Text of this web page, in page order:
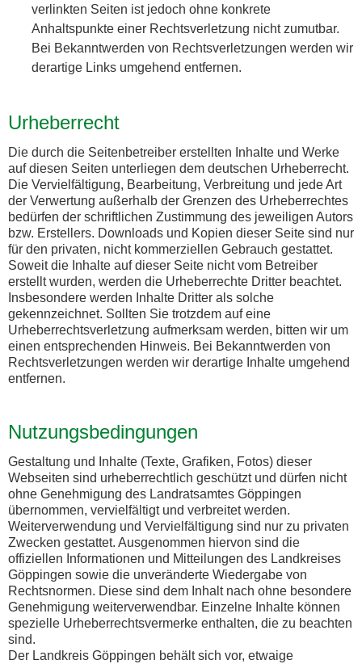
verlinkten Seiten ist jedoch ohne konkrete
Anhaltspunkte einer Rechtsverletzung nicht zumutbar.
Bei Bekanntwerden von Rechtsverletzungen werden wir
derartige Links umgehend entfernen.
Urheberrecht
Die durch die Seitenbetreiber erstellten Inhalte und Werke
auf diesen Seiten unterliegen dem deutschen Urheberrecht.
Die Vervielfältigung, Bearbeitung, Verbreitung und jede Art
der Verwertung außerhalb der Grenzen des Urheberrechtes
bedürfen der schriftlichen Zustimmung des jeweiligen Autors
bzw. Erstellers. Downloads und Kopien dieser Seite sind nur
für den privaten, nicht kommerziellen Gebrauch gestattet.
Soweit die Inhalte auf dieser Seite nicht vom Betreiber
erstellt wurden, werden die Urheberrechte Dritter beachtet.
Insbesondere werden Inhalte Dritter als solche
gekennzeichnet. Sollten Sie trotzdem auf eine
Urheberrechtsverletzung aufmerksam werden, bitten wir um
einen entsprechenden Hinweis. Bei Bekanntwerden von
Rechtsverletzungen werden wir derartige Inhalte umgehend
entfernen.
Nutzungsbedingungen
Gestaltung und Inhalte (Texte, Grafiken, Fotos) dieser
Webseiten sind urheberrechtlich geschützt und dürfen nicht
ohne Genehmigung des Landratsamtes Göppingen
übernommen, vervielfältigt und verbreitet werden.
Weiterverwendung und Vervielfältigung sind nur zu privaten
Zwecken gestattet. Ausgenommen hiervon sind die
offiziellen Informationen und Mitteilungen des Landkreises
Göppingen sowie die unveränderte Wiedergabe von
Rechtsnormen. Diese sind dem Inhalt nach ohne besondere
Genehmigung weiterverwendbar. Einzelne Inhalte können
spezielle Urheberrechtsvermerke enthalten, die zu beachten
sind.
Der Landkreis Göppingen behält sich vor, etwaige